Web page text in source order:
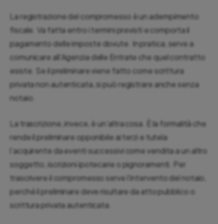
La registrazione del compromesso è un adempimento
fiscale. Va fatta entro i termini previsti e comporta il
pagamento delle imposte dovute. In pratica, serve a
comunicare all’Agenzia delle Entrate che quel contratto
esiste. Se il preliminare viene fatto come scrittura
privata non autenticata, si può registrare anche senza
notaio.
La trascrizione, invece, è un’altra cosa. È la formalità che
rende il preliminare opponibile ai terzi e tutela
l’acquirente da eventi successivi come vendita a un altro
soggetto, iscrizioni ipotecarie o pignoramenti. Per
trascrivere il compromesso serve l’intervento del notaio,
perché il preliminare deve risultare da atto pubblico o
scrittura privata autenticata.